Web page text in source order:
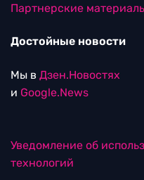
Партнерские
Достойные новости
Мы в Дзен.Новостях
и Google.News
Уведомление об
технологий